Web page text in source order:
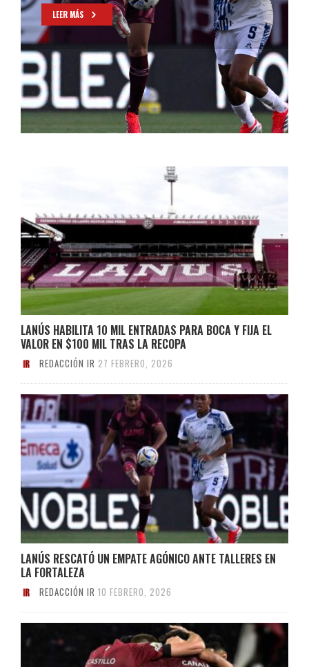
LANÚS HABILITA 10 MIL ENTRADAS PARA BOCA Y FIJA EL
VALOR EN $100 MIL TRAS LA RECOPA
REDACCIÓN IR 27 FEBRERO, 2026
LANÚS RESCATÓ UN EMPATE AGÓNICO ANTE TALLERES EN
LA FORTALEZA
REDACCIÓN IR 10 FEBRERO, 2026